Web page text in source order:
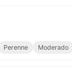
Perenne Moderado